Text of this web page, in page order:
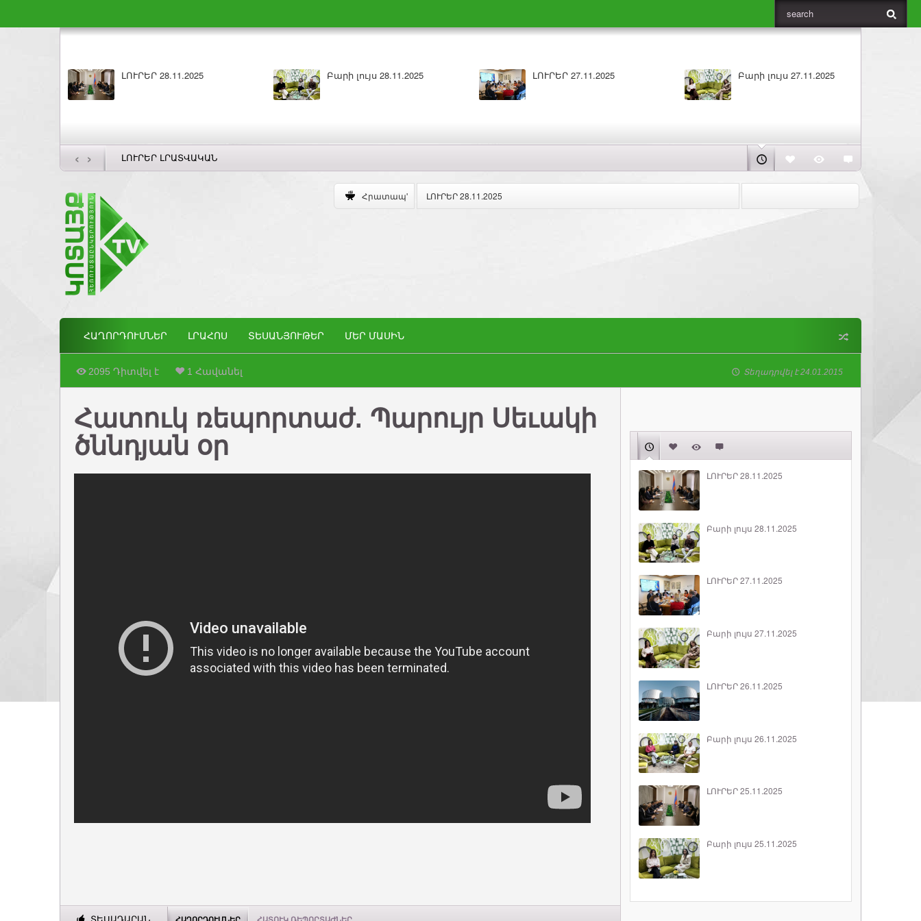
ԼՈՒՐԵՐ 27.11.2025 Բարի լույս 27.11.2025 ԼՈՒՐԵՐ 26.11.2025 Բարի լույս 26.11.2025 ԼՈՒՐԵՐ 25.11.2025
‹ › ԼՈՒՐԵՐ ԼՐԱՏՎԱԿԱՆ
Հրատապ' ԼՈՒՐԵՐ 28.11.2025
ՀԱՂՈՐԴՈՒՄՆԵՐ ԼՐԱՀՈՍ ՏԵՍԱՆՅՈՒԹԵՐ ՄԵՐ ՄԱՍԻՆ
2095 Դիտվել է 1 Հավանել Տեղադրվել է 24.01.2015
Հատուկ ռեպորտաժ. Պարույր Սեւակի
ծննդյան օր
ԼՈՒՐԵՐ 28.11.2025
Բարի լույս 28.11.2025
ԼՈՒՐԵՐ 27.11.2025
Բարի լույս 27.11.2025
ԼՈՒՐԵՐ 26.11.2025
Բարի լույս 26.11.2025
ԼՈՒՐԵՐ 25.11.2025
Բարի լույս 25.11.2025